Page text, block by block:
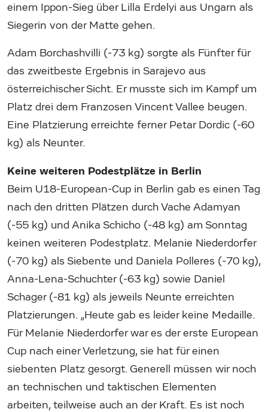
einem Ippon-Sieg über Lilla Erdelyi aus Ungarn als
Siegerin von der Matte gehen.
Adam Borchashvilli (-73 kg) sorgte als Fünfter für
das zweitbeste Ergebnis in Sarajevo aus
österreichischer Sicht. Er musste sich im Kampf um
Platz drei dem Franzosen Vincent Vallee beugen.
Eine Platzierung erreichte ferner Petar Dordic (-60
kg) als Neunter.
Keine weiteren Podestplätze in Berlin
Beim U18-European-Cup in Berlin gab es einen Tag
nach den dritten Plätzen durch Vache Adamyan
(-55 kg) und Anika Schicho (-48 kg) am Sonntag
keinen weiteren Podestplatz. Melanie Niederdorfer
(-70 kg) als Siebente und Daniela Polleres (-70 kg),
Anna-Lena-Schuchter (-63 kg) sowie Daniel
Schager (-81 kg) als jeweils Neunte erreichten
Platzierungen. „Heute gab es leider keine Medaille.
Für Melanie Niederdorfer war es der erste European
Cup nach einer Verletzung, sie hat für einen
siebenten Platz gesorgt. Generell müssen wir noch
an technischen und taktischen Elementen
arbeiten, teilweise auch an der Kraft. Es ist noch